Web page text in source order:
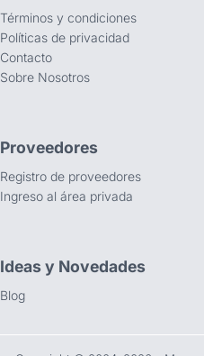
Términos y condiciones
Políticas de privacidad
Contacto
Sobre Nosotros
Proveedores
Registro de proveedores
Ingreso al área privada
Ideas y Novedades
Blog